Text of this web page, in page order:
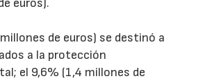
euros).
de euros) se destinó a
a la protección
el 9,6% (1,4 millones de